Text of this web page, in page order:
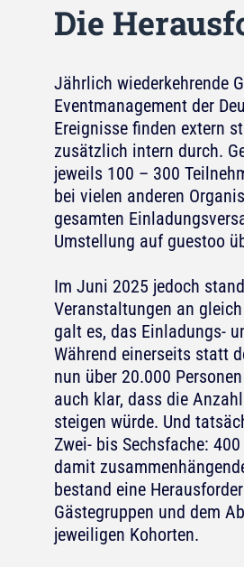
Die
Jährlich wiederkehrende
Eventmanagement der
Ereignisse finden extern
zusätzlich intern durch.
jeweils 100 – 300
bei vielen anderen
gesamten
Umstellung auf guestoo
Im Juni 2025 jedoch
Veranstaltungen an
galt es, das Einladungs-
Während einerseits statt
nun über 20.000
auch klar, dass die
steigen würde. Und
Zwei- bis Sechsfache:
damit
bestand eine
Gästegruppen und dem
jeweiligen Kohorten.